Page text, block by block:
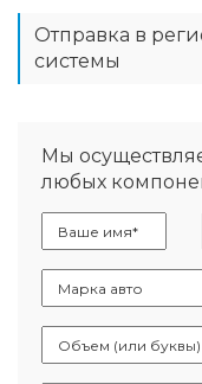
Отправка в
системы
Мы
любых